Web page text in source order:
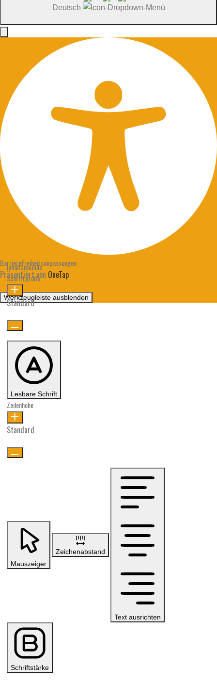
Deutsch
Barrierefreiheitsanpassungen
Präsentiert von OneTap
Werkzeugleiste ausblenden
Inhaltsmodule
Schriftgröße
Standard
Lesbare Schrift
Zeilenhöhe
Standard
Mauszeiger
Zeichenabstand
Text ausrichten
Schriftstärke